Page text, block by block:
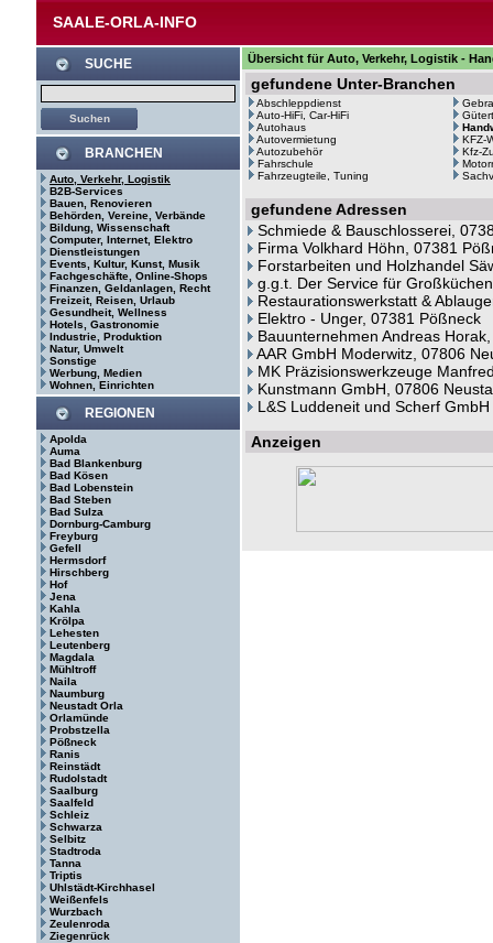
SAALE-ORLA-INFO
SUCHE
BRANCHEN
Auto, Verkehr, Logistik
B2B-Services
Bauen, Renovieren
Behörden, Vereine, Verbände
Bildung, Wissenschaft
Computer, Internet, Elektro
Dienstleistungen
Events, Kultur, Kunst, Musik
Fachgeschäfte, Online-Shops
Finanzen, Geldanlagen, Recht
Freizeit, Reisen, Urlaub
Gesundheit, Wellness
Hotels, Gastronomie
Industrie, Produktion
Natur, Umwelt
Sonstige
Werbung, Medien
Wohnen, Einrichten
REGIONEN
Apolda
Auma
Bad Blankenburg
Bad Kösen
Bad Lobenstein
Bad Steben
Bad Sulza
Dornburg-Camburg
Freyburg
Gefell
Hermsdorf
Hirschberg
Hof
Jena
Kahla
Krölpa
Lehesten
Leutenberg
Magdala
Mühltroff
Naila
Naumburg
Neustadt Orla
Orlamünde
Probstzella
Pößneck
Ranis
Reinstädt
Rudolstadt
Saalburg
Saalfeld
Schleiz
Schwarza
Selbitz
Stadtroda
Tanna
Triptis
Uhlstädt-Kirchhasel
Weißenfels
Wurzbach
Zeulenroda
Ziegenrück
Übersicht für Auto, Verkehr, Logistik -
gefundene Unter-Branchen
Abschleppdienst
Auto-HiFi, Car-HiFi
Autohaus
Autovermietung
Autozubehör
Fahrschule
Fahrzeugteile, Tuning
KFZ-
Kfz-
gefundene Adressen
Schmiede & Bauschlosserei,
Firma Volkhard Höhn, 07381
Forstarbeiten und Holzhandel
g.g.t. Der Service für
Restaurationswerkstatt &
Elektro - Unger, 07381 Pößneck
Bauunternehmen Andreas
AAR GmbH Moderwitz, 07806
MK Präzisionswerkzeuge
Kunstmann GmbH, 07806
L&S Luddeneit und Scherf
Anzeigen